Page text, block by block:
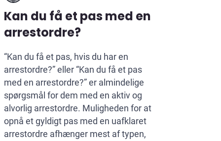
Kan du få et pas med en
arrestordre?
“Kan du få et pas, hvis du har en
arrestordre?” eller “Kan du få et pas
med en arrestordre?” er almindelige
spørgsmål for dem med en aktiv og
alvorlig arrestordre. Muligheden for at
opnå et gyldigt pas med en uafklaret
arrestordre afhænger mest af typen,